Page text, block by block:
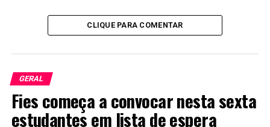
CLIQUE PARA COMENTAR
GERAL
Fies começa a convocar nesta sexta
estudantes em lista de espera